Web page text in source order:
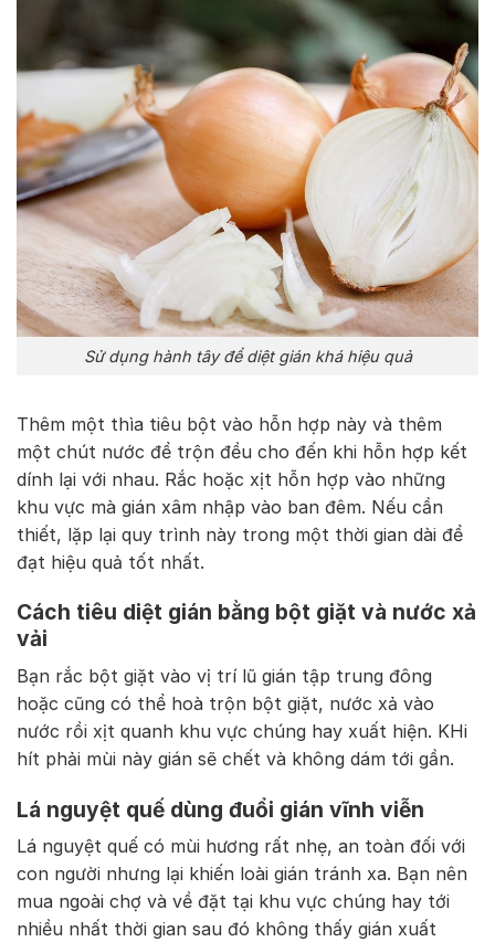
Sử dụng hành tây để diệt gián khá hiệu quả
Thêm một thìa tiêu bột vào hỗn hợp này và thêm
một chút nước để trộn đều cho đến khi hỗn hợp kết
dính lại với nhau. Rắc hoặc xịt hỗn hợp vào những
khu vực mà gián xâm nhập vào ban đêm. Nếu cần
thiết, lặp lại quy trình này trong một thời gian dài để
đạt hiệu quả tốt nhất.
Cách tiêu diệt gián bằng bột giặt và nước xả
vải
Bạn rắc bột giặt vào vị trí lũ gián tập trung đông
hoặc cũng có thể hoà trộn bột giặt, nước xả vào
nước rồi xịt quanh khu vực chúng hay xuất hiện. KHi
hít phải mùi này gián sẽ chết và không dám tới gần.
Lá nguyệt quế dùng đuổi gián vĩnh viễn
Lá nguyệt quế có mùi hương rất nhẹ, an toàn đối với
con người nhưng lại khiến loài gián tránh xa. Bạn nên
mua ngoài chợ và về đặt tại khu vực chúng hay tới
nhiều nhất thời gian sau đó không thấy gián xuất